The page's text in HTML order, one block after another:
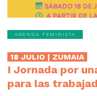
AGENDA FEMINISTA
18 JULIO | ZUMAIA
I Jornada por
para las